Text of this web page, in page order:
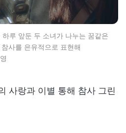
루 앞둔 두 소녀가 나누는 꿈같은
사를 은유적으로 표현해
사랑과 이별 통해 참사 그린